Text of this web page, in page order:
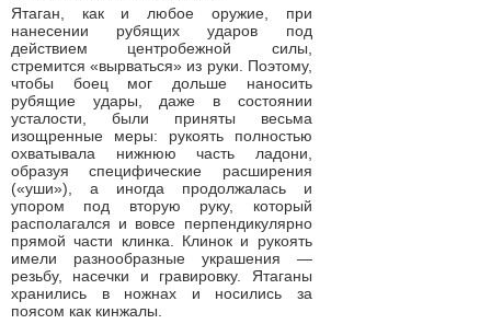
Ятаган, как и любое оружие, при
нанесении рубящих ударов под
действием центробежной силы,
стремится «вырваться» из руки. Поэтому,
чтобы боец мог дольше наносить
рубящие удары, даже в состоянии
усталости, были приняты весьма
изощренные меры: рукоять полностью
охватывала нижнюю часть ладони,
образуя специфические расширения
(«уши»), а иногда продолжалась и
упором под вторую руку, который
располагался и вовсе перпендикулярно
прямой части клинка. Клинок и рукоять
имели разнообразные украшения —
резьбу, насечки и гравировку. Ятаганы
хранились в ножнах и носились за
поясом как кинжалы.